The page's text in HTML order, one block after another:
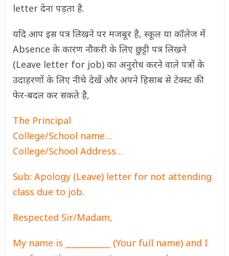
letter देना पड़ता है.
यदि आप इस पत्र लिखने पर मजबूर है, स्कूल या कॉलेज में
Absence के कारण नौकरी के लिए छुट्टी पत्र लिखने
(Leave letter for job) का अनुरोध करने वाले पत्रों के
उदाहरणों के लिए नीचे देखें और अपने हिसाब से टेक्स्ट की
फेर-बदल कर सकते है,
The Principal
College/School name…
College/School Address…
Sub: Apology (Leave) letter for not attending
class due to job.
Respected Sir/Madam,
My name is ___________ (Your full name) and I